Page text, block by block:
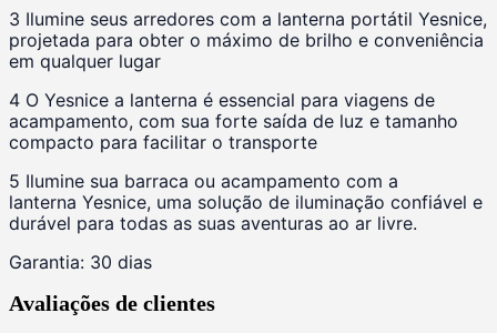
3 Ilumine seus arredores com a lanterna portátil Yesnice,
projetada para obter o máximo de brilho e conveniência
em qualquer lugar
4 O Yesnice a lanterna é essencial para viagens de
acampamento, com sua forte saída de luz e tamanho
compacto para facilitar o transporte
5 Ilumine sua barraca ou acampamento com a
lanterna Yesnice, uma solução de iluminação confiável e
durável para todas as suas aventuras ao ar livre.
Garantia: 30 dias
Avaliações de clientes